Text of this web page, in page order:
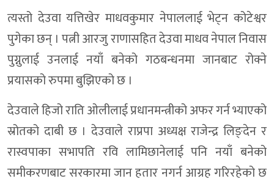
त्यस्तो देउवा यत्तिखेर माधवकुमार नेपाललाई भेट्न कोटेश्वर
पुगेका छन् । पत्नी आरजु राणासहित देउवा माधव नेपाल निवास
पुग्नुलाई उनलाई नयाँ बनेको गठबन्धनमा जानबाट रोक्ने
प्रयासको रुपमा बुझिएको छ ।
देउवाले हिजो राति ओलीलाई प्रधानमन्त्रीको अफर गर्न भ्याएको
स्रोतको दाबी छ । देउवाले राप्रपा अध्यक्ष राजेन्द्र लिङ्देन र
रास्वपाका सभापति रवि लामिछानेलाई पनि नयाँ बनेको
समीकरणबाट सरकारमा जान हतार नगर्न आग्रह गरिरहेको छ